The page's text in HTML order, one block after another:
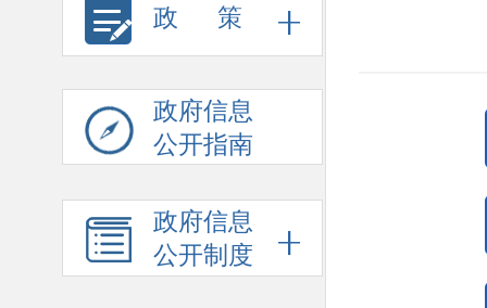
政 策
政府信息
公开指南
政府信息
公开制度